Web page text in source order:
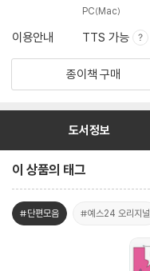
PC(Mac)
이용안내 TTS 가능
종이책 구매
도서정보
이 상품의 태그
#단편모음 #예스24 오리지널